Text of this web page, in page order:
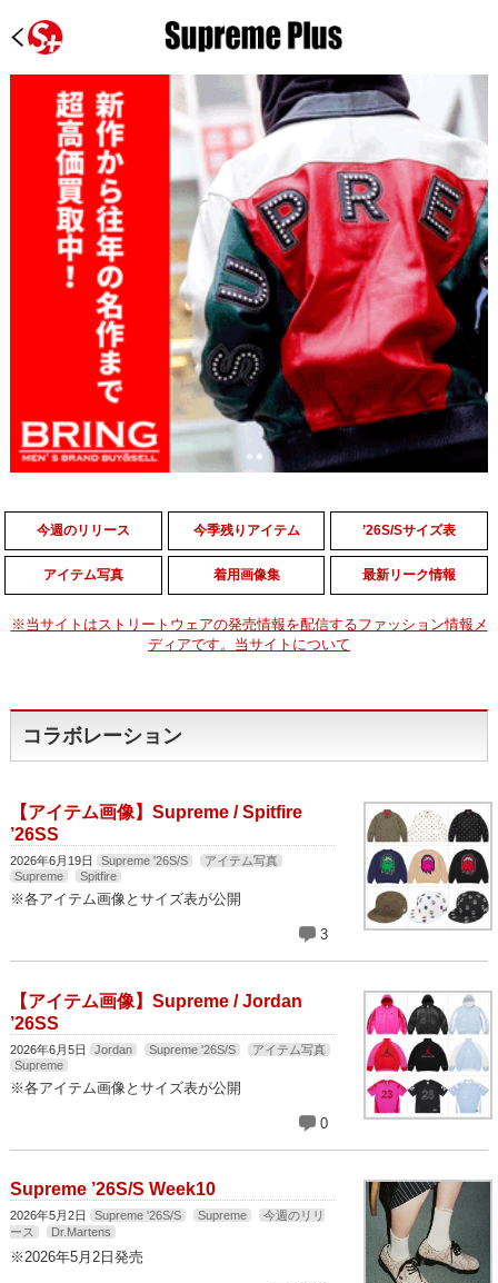
今週のリリース 今季残りアイテム ’26S/Sサイズ表
アイテム写真 着用画像集 最新リーク情報
※当サイトはストリートウェアの発売情報を配信するファッション情報メ
ディアです。当サイトについて
コラボレーション
【アイテム画像】Supreme / Spitfire
’26SS
2026年6月19日 Supreme '26S/S
アイテム写真
Supreme
Spitfire
※各アイテム画像とサイズ表が公開
3
【アイテム画像】Supreme / Jordan
’26SS
2026年6月5日 Jordan Supreme '26S/S
アイテム写真
Supreme
※各アイテム画像とサイズ表が公開
0
Supreme ’26S/S Week10
2026年5月2日 Supreme '26S/S Supreme
今週のリリ
ース
Dr.Martens
※2026年5月2日発売